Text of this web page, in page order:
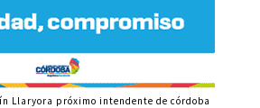
Llaryora próximo intendente de córdoba